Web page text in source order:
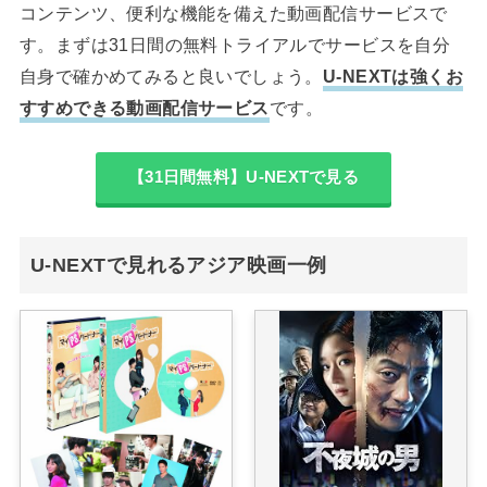
コンテンツ、便利な機能を備えた動画配信サービスで
す。まずは31日間の無料トライアルでサービスを自分
自身で確かめてみると良いでしょう。 U-NEXTは強くお
すすめできる動画配信サービスです。
【31日間無料】U-NEXTで見る
U-NEXTで見れるアジア映画一例